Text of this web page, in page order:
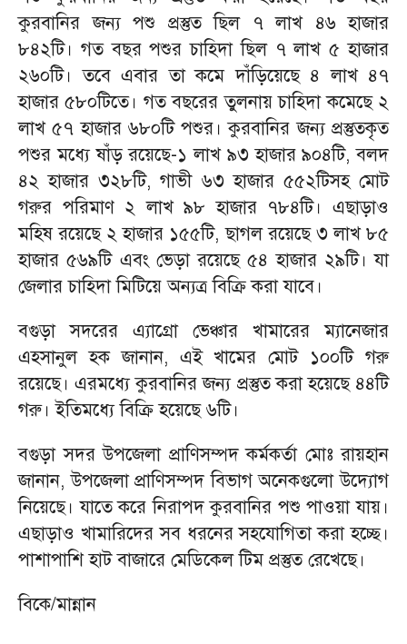
কুরবানির জন্য পশু প্রস্তুত ছিল ৭ লাখ ৪৬ হাজার
৮৪২টি। গত বছর পশুর চাহিদা ছিল ৭ লাখ ৫ হাজার
২৬০টি। তবে এবার তা কমে দাঁড়িয়েছে ৪ লাখ ৪৭
হাজার ৫৮০টিতে। গত বছরের তুলনায় চাহিদা কমেছে ২
লাখ ৫৭ হাজার ৬৮০টি পশুর। কুরবানির জন্য প্রস্তুতকৃত
পশুর মধ্যে ষাঁড় রয়েছে-১ লাখ ৯৩ হাজার ৯০৪টি, বলদ
৪২ হাজার ৩২৮টি, গাভী ৬৩ হাজার ৫৫২টিসহ মোট
গরুর পরিমাণ ২ লাখ ৯৮ হাজার ৭৮৪টি। এছাড়াও
মহিষ রয়েছে ২ হাজার ১৫৫টি, ছাগল রয়েছে ৩ লাখ ৮৫
হাজার ৫৬৯টি এবং ভেড়া রয়েছে ৫৪ হাজার ২৯টি। যা
জেলার চাহিদা মিটিয়ে অন্যত্র বিক্রি করা যাবে।
বগুড়া সদরের এ্যাগ্রো ভেঞ্চার খামারের ম্যানেজার
এহসানুল হক জানান, এই খামের মোট ১০০টি গরু
রয়েছে। এরমধ্যে কুরবানির জন্য প্রস্তুত করা হয়েছে ৪৪টি
গরু। ইতিমধ্যে বিক্রি হয়েছে ৬টি।
বগুড়া সদর উপজেলা প্রাণিসম্পদ কর্মকর্তা মোঃ রায়হান
জানান, উপজেলা প্রাণিসম্পদ বিভাগ অনেকগুলো উদ্যোগ
নিয়েছে। যাতে করে নিরাপদ কুরবানির পশু পাওয়া যায়।
এছাড়াও খামারিদের সব ধরনের সহযোগিতা করা হচ্ছে।
পাশাপাশি হাট বাজারে মেডিকেল টিম প্রস্তুত রেখেছে।
বিকে/মান্নান